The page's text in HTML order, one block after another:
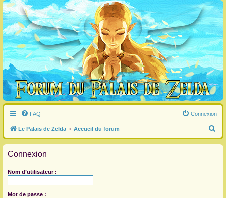
FAQ Connexion
Le Palais de Zelda Accueil du forum
e
Connexion
Nom d’utilisateur :
Mot de passe :